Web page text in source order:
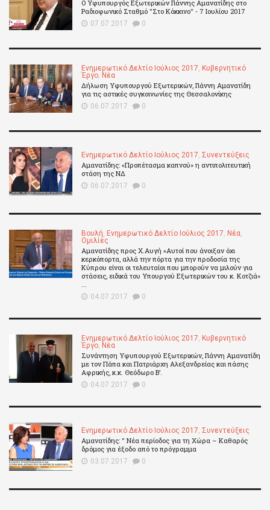
Ο Υφυπουργός Εξωτερικών Γιάννης Αμανατίδης στο
Ραδιοφωνικό Σταθμό "Στο Κόκκινο" - 7 Ιουλίου 2017
07.07.2017 0
Ενημερωτικό Δελτίο Ιούλιος 2017 Κυβερνητικό
Έργο Νέα
Δήλωση Υφυπουργού Εξωτερικών, Γιάννη Αμανατίδη
για τις αστικές συγκοινωνίες της Θεσσαλονίκης
06.07.2017 0
Ενημερωτικό Δελτίο Ιούλιος 2017 Συνεντεύξεις
Αμανατίδης: «Προπέτασμα καπνού» η αντιπολιτευτική
στάση της ΝΔ
06.07.2017 0
Βουλή Ενημερωτικό Δελτίο Ιούλιος 2017 Νέα
Ομιλίες
Αμανατίδης προς Χ.Αυγή «Αυτοί που άνοιξαν όχι
κερκόπορτα, αλλά την πόρτα για την προδοσία της
Κύπρου είναι οι τελευταίοι που μπορούν να μιλούν για
στάσεις, ειδικά του Υπουργού Εξωτερικών του κ. Κοτζιά»
04.07.2017 0
Ενημερωτικό Δελτίο Ιούλιος 2017 Κυβερνητικό
Έργο Νέα
Συνάντηση Υφυπουργού Εξωτερικών, Γιάννη Αμανατίδη
με τον Πάπα και Πατριάρχη Αλεξανδρείας και πάσης
Αφρικής, κ.κ. Θεόδωρο Β’.
04.07.2017 0
Ενημερωτικό Δελτίο Ιούλιος 2017 Συνεντεύξεις
Αμανατίδης: " Νέα περίοδος για τη Χώρα – Καθαρός
δρόμος για έξοδο από το πρόγραμμα
03.07.2017 0